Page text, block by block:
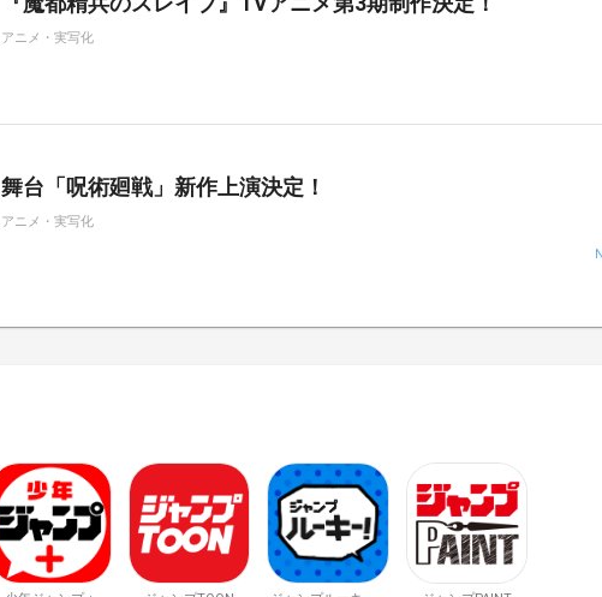
アニメ・実写化
舞台「呪術廻戦」新作上演決定！
アニメ・実写化